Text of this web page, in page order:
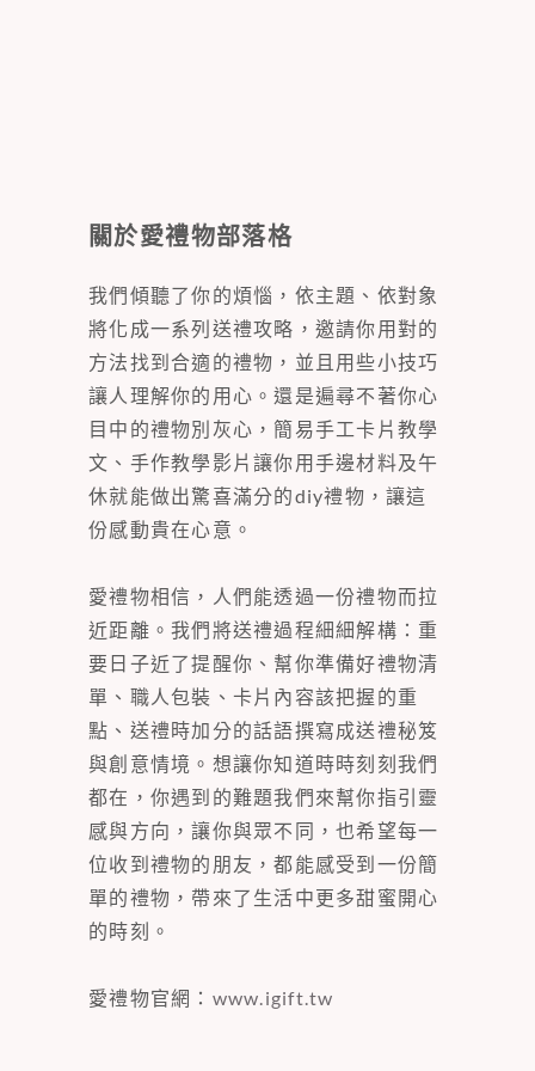
關於愛禮物部落格
我們傾聽了你的煩惱，依主題、依對象
將化成一系列送禮攻略，邀請你用對的
方法找到合適的禮物，並且用些小技巧
讓人理解你的用心。還是遍尋不著你心
目中的禮物別灰心，簡易手工卡片教學
文、手作教學影片讓你用手邊材料及午
休就能做出驚喜滿分的diy禮物，讓這
份感動貴在心意。
愛禮物相信，人們能透過一份禮物而拉
近距離。我們將送禮過程細細解構：重
要日子近了提醒你、幫你準備好禮物清
單、職人包裝、卡片內容該把握的重
點、送禮時加分的話語撰寫成送禮秘笈
與創意情境。想讓你知道時時刻刻我們
都在，你遇到的難題我們來幫你指引靈
感與方向，讓你與眾不同，也希望每一
位收到禮物的朋友，都能感受到一份簡
單的禮物，帶來了生活中更多甜蜜開心
的時刻。
愛禮物官網： www.igift.tw